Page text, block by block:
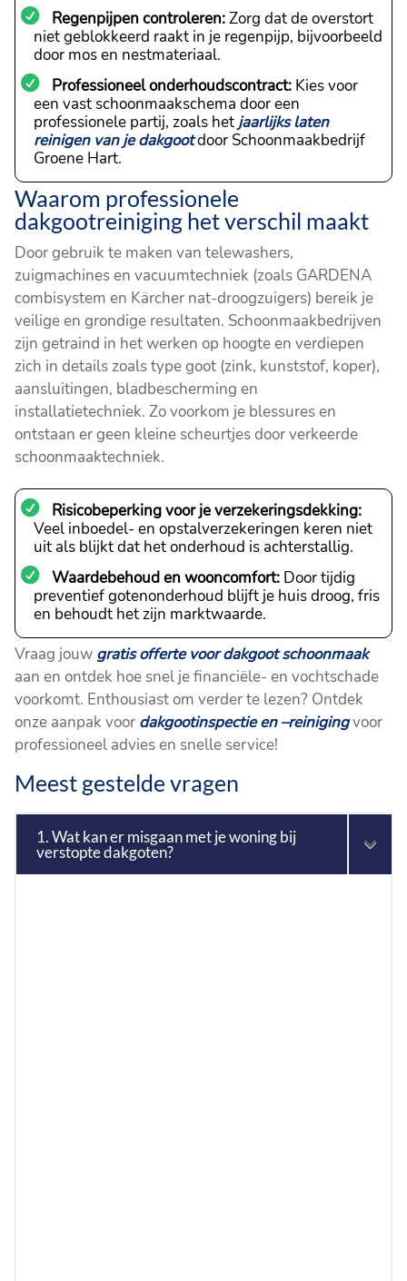
Regenpijpen controleren:Zorg dat de overstort
niet geblokkeerd raakt in je regenpijp, bijvoorbeeld
door mos en nestmateriaal.
Professioneel onderhoudscontract: Kies voor
een vast schoonmaakschema door een
professionele partij, zoals het jaarlijks laten
reinigen van je dakgootdoor Schoonmaakbedrijf
Groene Hart.
Waarom professionele
dakgootreiniging het verschil maakt
Door gebruik te maken van telewashers,
zuigmachines en vacuumtechniek (zoals GARDENA
combisystem en Kärcher nat-droogzuigers) bereik je
veilige en grondige resultaten. Schoonmaakbedrijven
zijn getraind in het werken op hoogte en verdiepen
zich in details zoals type goot (zink, kunststof, koper),
aansluitingen, bladbescherming en
installatietechniek. Zo voorkom je blessures en
ontstaan er geen kleine scheurtjes door verkeerde
schoonmaaktechniek.
Risicobeperking voor je verzekeringsdekking:
Veel inboedel- en opstalverzekeringen keren niet
uit als blijkt dat het onderhoud is achterstallig.
Waardebehoud en wooncomfort: Door tijdig
preventief gotenonderhoud blijft je huis droog, fris
en behoudt het zijn marktwaarde.
Vraag jouw gratis offerte voor dakgoot schoonmaak
aan en ontdek hoe snel je financiële- en vochtschade
voorkomt. Enthousiast om verder te lezen? Ontdek
onze aanpak voor dakgootinspectie en –reinigingvoor
professioneel advies en snelle service!
Meest gestelde vragen
1. Wat kan er misgaan met je woning bij
verstopte dakgoten?